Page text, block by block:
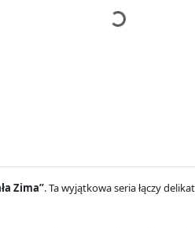
Zima”. Ta wyjątkowa seria łączy